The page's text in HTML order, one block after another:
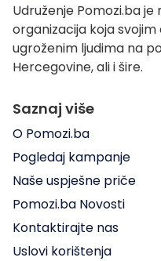
Udruženje Pomozi.ba
organizacija koja
ugroženim ljudima na
Hercegovine, ali i šire.
Saznaj više
O Pomozi.ba
Pogledaj kampanje
Naše uspješne priče
Pomozi.ba Novosti
Kontaktirajte nas
Uslovi korištenja